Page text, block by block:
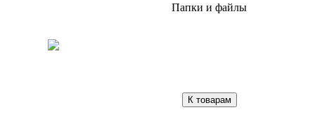
Папки и файлы
К товарам